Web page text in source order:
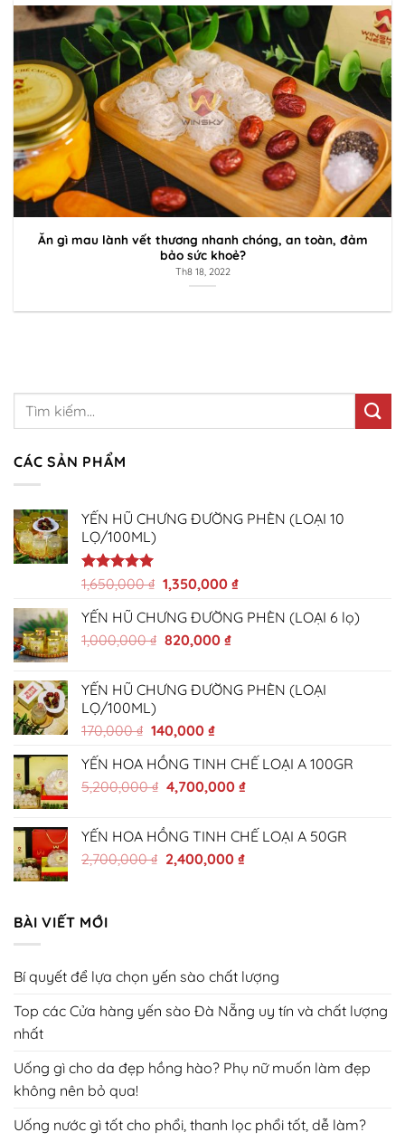
Ăn gì mau lành vết thương nhanh chóng, an toàn, đảm
bảo sức khoẻ?
Th8 18, 2022
CÁC SẢN PHẨM
YẾN HŨ CHƯNG ĐƯỜNG PHÈN (LOẠI 10
LỌ/100ML)
Được xếp
5 sao
1,650,000₫ Giá
là:
1,650,000 ₫.
1,350,000 ₫Giá
tại
YẾN HŨ CHƯNG ĐƯỜNG PHÈN (LOẠI 6 lọ)
1,000,000₫ Giá
1,000,000 ₫.
820,000 ₫Giá
là:
YẾN HŨ CHƯNG ĐƯỜNG PHÈN (LOẠI
LỌ/100ML)
170,000₫ Giá
là:
170,000 ₫.
140,000 ₫Giá
tại
là:
YẾN HOA HỒNG TINH CHẾ LOẠI A 100GR
5,200,000₫ Giá
5,200,000 ₫.
4,700,000 ₫Giá
tại
là:
4,700,000 ₫.
YẾN HOA HỒNG TINH CHẾ LOẠI A 50GR
2,700,000₫ Giá
2,400,000 ₫Giá
BÀI VIẾT MỚI
Bí quyết để lựa chọn yến sào chất lượng
Top các Cửa hàng yến sào Đà Nẵng uy tín và chất lượng
nhất
Uống gì cho da đẹp hồng hào? Phụ nữ muốn làm đẹp
không nên bỏ qua!
Uống nước gì tốt cho phổi, thanh lọc phổi tốt, dễ làm?